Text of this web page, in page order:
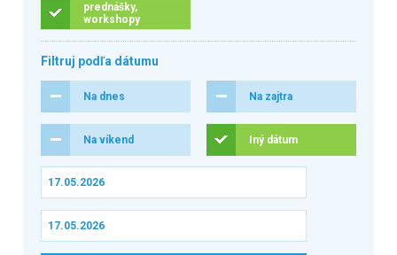
prednášky,
workshopy
Filtruj podľa dátumu
Na dnes Na zajtra
Na víkend Iný dátum